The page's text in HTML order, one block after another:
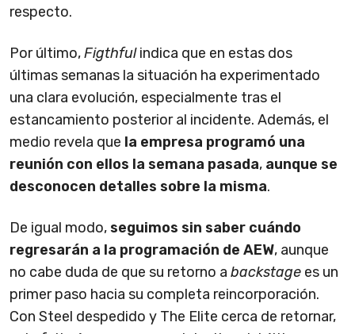
respecto.
Por último,Figthfulindica que en estas dos
últimas semanas la situación ha experimentado
una clara evolución, especialmente tras el
estancamiento posterior al incidente. Además, el
medio revela que la empresa programó una
reunión con ellos la semana pasada, aunque se
desconocen detalles sobre la misma.
De igual modo,seguimos sin saber cuándo
regresarán a la programación de AEW, aunque
no cabe duda de que su retorno a backstage es un
primer paso hacia su completa reincorporación.
Con Steel despedido y The Elite cerca de retornar,